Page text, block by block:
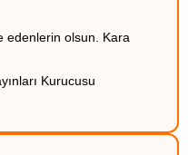
edenlerin olsun. Kara
Kurucusu